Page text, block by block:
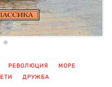
РЕВОЛЮЦИЯ
МОРЕ
ДРУЖБА